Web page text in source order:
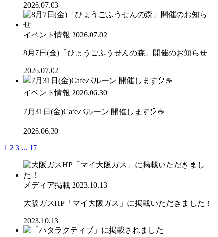
2026.07.03
イベント情報 2026.07.02
8月7日(金)「ひょうごふうせんの森」開催のお知らせ
2026.07.02
イベント情報 2026.06.30
7月31日(金)Cafeバルーン 開催します🎈☕
2026.06.30
1 2 3 ... 17
メディア掲載 2023.10.13
大阪ガスHP「マイ大阪ガス」に掲載いただきました！
2023.10.13